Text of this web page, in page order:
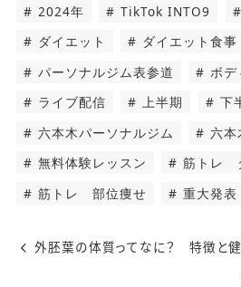
2024年
TikTok INTO9
ダイエット
ダイエット食事
パーソナルジム表参道
ボデ
ライブ配信
上半期 下
六本木パーソナルジム
六本
無料体験レッスン
筋トレ
筋トレ 部位痩せ
重大発表
外胚葉の体質ってなに？ 特徴と健